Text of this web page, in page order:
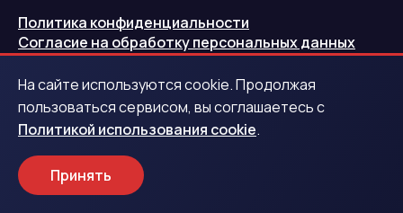
Политика конфиденциальности
Согласие на обработку персональных данных
Политика использования cookie
Запись в реестре операторов персональных данных
РКН
Центральный банк Российской Федерации
На сайте используются cookie. Продолжая
пользоваться сервисом, вы соглашаетесь с
Политикой использования cookie.
Принять